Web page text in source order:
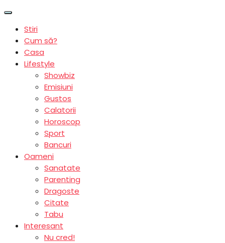
Stiri
Cum să?
Casa
Lifestyle
Showbiz
Emisiuni
Gustos
Calatorii
Horoscop
Sport
Bancuri
Oameni
Sanatate
Parenting
Dragoste
Citate
Tabu
Interesant
Nu cred!